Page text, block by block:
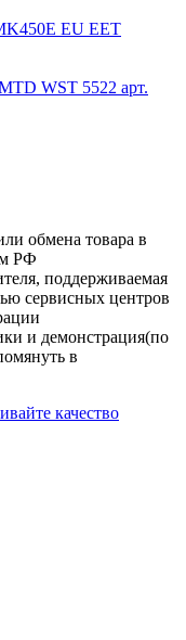
EU EET
WST 5522 арт.
обмена товара в
РФ
поддерживаемая
сервисных центров
и демонстрация(по
в